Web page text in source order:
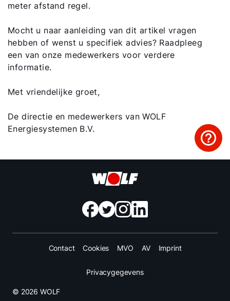
meter afstand regel.
Mocht u naar aanleiding van dit artikel vragen
hebben of wenst u specifiek advies? Raadpleeg
een van onze medewerkers voor verdere
informatie.
Met vriendelijke groet,
De directie en medewerkers van WOLF
Energiesystemen B.V.
© 2026 WOLF
Contact Cookies MVO AV Imprint
Privacygegevens